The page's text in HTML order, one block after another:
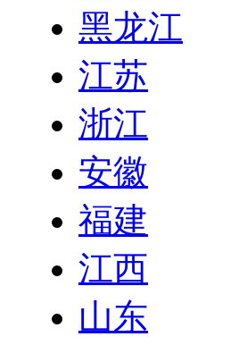
黑龙江
江苏
浙江
安徽
福建
江西
山东